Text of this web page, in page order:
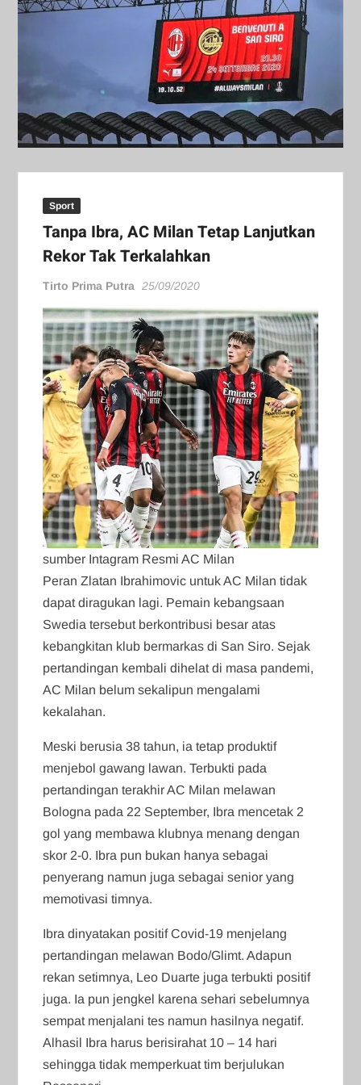
Sport
Tanpa Ibra, AC Milan Tetap Lanjutkan
Rekor Tak Terkalahkan
Tirto Prima Putra 25/09/2020
sumber Intagram Resmi AC Milan
Peran Zlatan Ibrahimovic untuk AC Milan tidak
dapat diragukan lagi. Pemain kebangsaan
Swedia tersebut berkontribusi besar atas
kebangkitan klub bermarkas di San Siro. Sejak
pertandingan kembali dihelat di masa pandemi,
AC Milan belum sekalipun mengalami
kekalahan.
Meski berusia 38 tahun, ia tetap produktif
menjebol gawang lawan. Terbukti pada
pertandingan terakhir AC Milan melawan
Bologna pada 22 September, Ibra mencetak 2
gol yang membawa klubnya menang dengan
skor 2-0. Ibra pun bukan hanya sebagai
penyerang namun juga sebagai senior yang
memotivasi timnya.
Ibra dinyatakan positif Covid-19 menjelang
pertandingan melawan Bodo/Glimt. Adapun
rekan setimnya, Leo Duarte juga terbukti positif
juga. Ia pun jengkel karena sehari sebelumnya
sempat menjalani tes namun hasilnya negatif.
Alhasil Ibra harus berisirahat 10 – 14 hari
sehingga tidak memperkuat tim berjulukan